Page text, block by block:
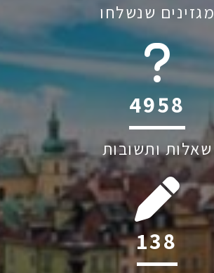
מגזינים שנשלחו
6045
שאלות ותשובות
206